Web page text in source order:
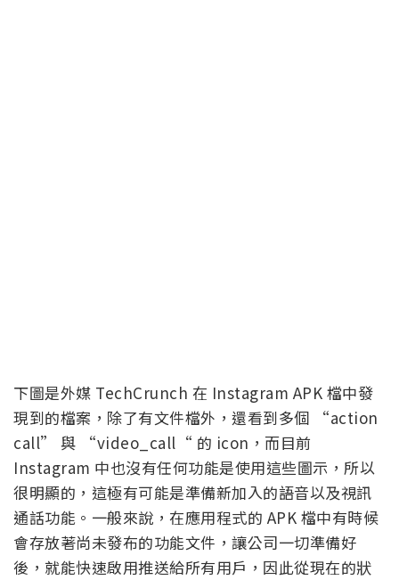
下圖是外媒 TechCrunch 在 Instagram APK 檔中發
現到的檔案，除了有文件檔外，還看到多個 “action
call” 與 “video_call“ 的 icon，而目前
Instagram 中也沒有任何功能是使用這些圖示，所以
很明顯的，這極有可能是準備新加入的語音以及視訊
通話功能。一般來說，在應用程式的 APK 檔中有時候
會存放著尚未發布的功能文件，讓公司一切準備好
後，就能快速啟用推送給所有用戶，因此從現在的狀